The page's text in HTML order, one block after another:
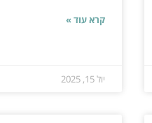
קרא עוד »
יול 15, 2025